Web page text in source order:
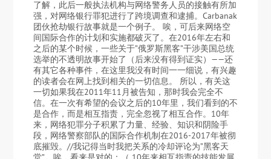
了解，此后一般执法机构与网络警务人员的接触有所加
强，对网络银行罪犯进行了跨境调查和逮捕。Carbanak
团伙抢劫银行故事就是一个例子。 唉，可后来网络空
间国际合作的计划和实施都破灭了。在2016年左右和
之后的某个时候，一些关于”俄罗斯黑客”干涉美国总统
选举的不透明故事开始了（后来没有得到证实）——还
有其它各种事件，在这里我没有时间一一细说，有兴趣
的读者会在网上找到相关的一切信息。 所以，有关这
一切如果我在2011年11月被告知，那时我会完全不
信。在一次有希望的会议之后的10年里，我们看到的不
是合作，而是相互指责，完全忽视了相互合作。10年
来，网络犯罪分子积累了力量、经验、知识和阴险手
段，网络警察部队的国际合作机制在2016-2017年被彻
底摧毁。//我记得当时我把关系的冷却评论为”黑客天